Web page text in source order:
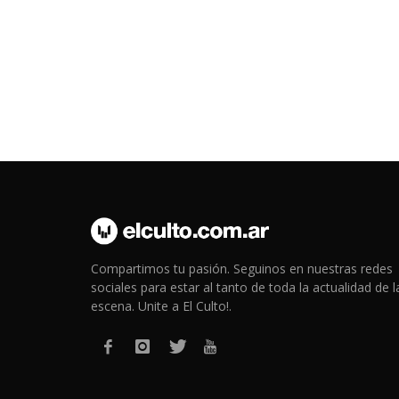
Compartimos tu pasión. Seguinos en nuestras redes
sociales para estar al tanto de toda la actualidad de
escena. Unite a El Culto!.